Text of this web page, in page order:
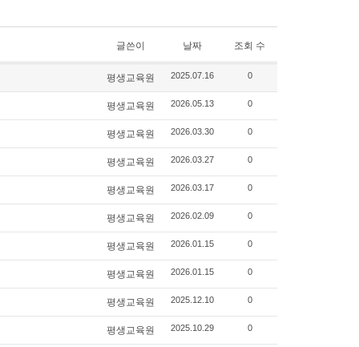
글쓴이 날짜 조회 수
평생교육원 2025.07.16 0
평생교육원 2026.05.13 0
평생교육원 2026.03.30 0
평생교육원 2026.03.27 0
평생교육원 2026.03.17 0
평생교육원 2026.02.09 0
평생교육원 2026.01.15 0
평생교육원 2026.01.15 0
평생교육원 2025.12.10 0
평생교육원 2025.10.29 0